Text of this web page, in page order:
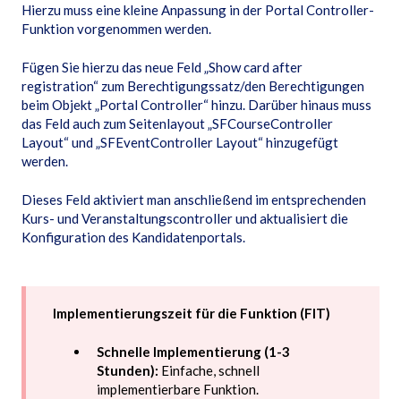
Hierzu muss eine kleine Anpassung in der Portal Controller-
Funktion vorgenommen werden.
Fügen Sie hierzu das neue Feld „Show card after
registration“ zum Berechtigungssatz/den Berechtigungen
beim Objekt „Portal Controller“ hinzu. Darüber hinaus muss
das Feld auch zum Seitenlayout „SFCourseController
Layout“ und „SFEventController Layout“ hinzugefügt
werden.
Dieses Feld aktiviert man anschließend im entsprechenden
Kurs- und Veranstaltungscontroller und aktualisiert die
Konfiguration des Kandidatenportals.
Implementierungszeit für die Funktion (FIT)
Schnelle Implementierung (1-3
Stunden): Einfache, schnell
implementierbare Funktion.